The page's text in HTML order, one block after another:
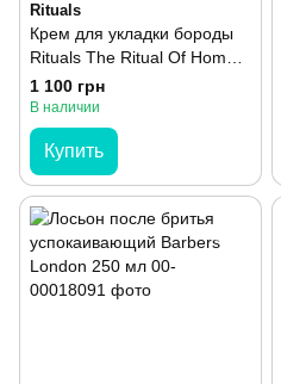
Rituals
Крем для укладки бороды
Rituals The Ritual Of Homme
30 мл
1 100 грн
В наличии
Купить